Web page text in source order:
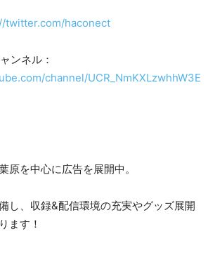
twitter.com/haconect
ンネル：
channel/UCR_NmKXLzwhhW3E
原を中心に広告を展開中。
し、収録&配信環境の充実やグッズ展開
ます！